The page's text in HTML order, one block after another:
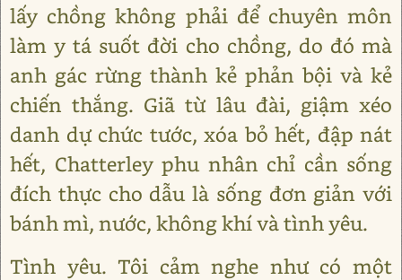
lấy chồng không phải để chuyên môn
làm y tá suốt đời cho chồng, do đó mà
anh gác rừng thành kẻ phản bội và kẻ
chiến thắng. Giã từ lâu đài, giậm xéo
danh dự chức tước, xóa bỏ hết, đập nát
hết, Chatterley phu nhân chỉ cần sống
đích thực cho dẫu là sống đơn giản với
bánh mì, nước, không khí và tình yêu.
Tình yêu. Tôi cảm nghe như có một